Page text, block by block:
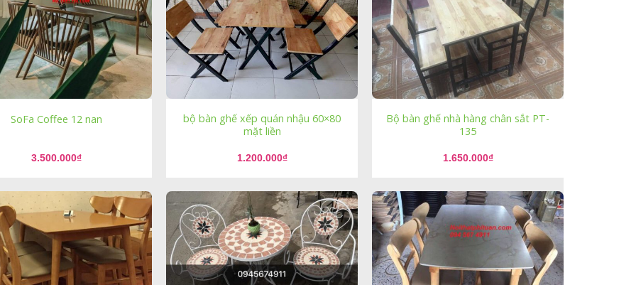
SoFa Coffee 12 nan
3.500.000₫
bộ bàn ghế xếp quán nhậu 60×80
mặt liền
1.200.000₫
Bộ bàn ghế nhà hàng chân sắt PT-
135
1.650.000₫